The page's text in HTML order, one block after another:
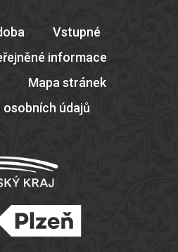
Vstupné
informace
Mapa stránek
osobních údajů